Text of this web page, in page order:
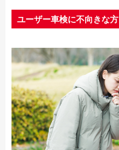
ユーザー車検に不向きな方